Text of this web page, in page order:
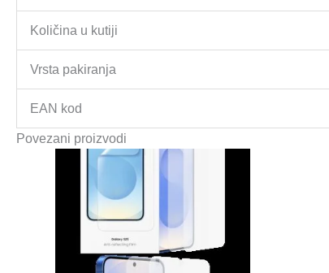
Količina u kutiji
Vrsta pakiranja
EAN kod
Povezani proizvodi